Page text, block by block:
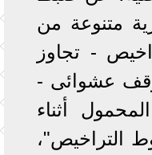
متنوعة من
- تجاوز
عشوائى -
أثناء
التراخيص"،